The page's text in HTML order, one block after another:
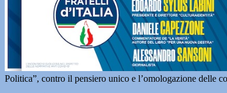
Politica”, contro il pensiero unico e l’omologazione delle